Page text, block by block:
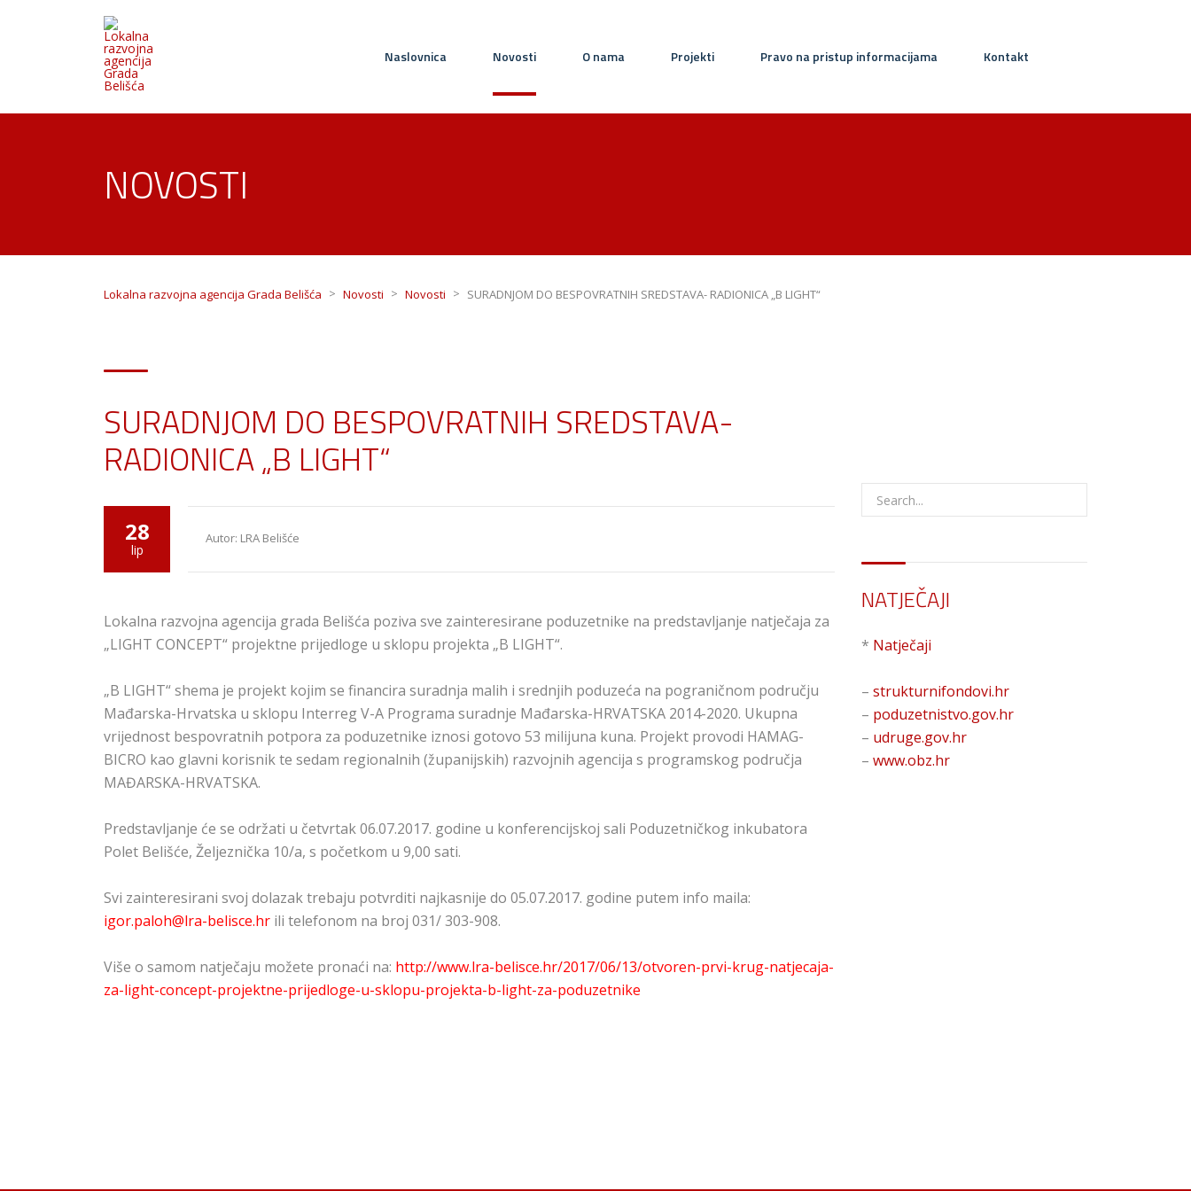
Naslovnica Novosti O nama Projekti Pravo na pristup informacijama Kontakt
NOVOSTI
Lokalna razvojna agencija Grada Belišća > Novosti > Novosti > SURADNJOM DO BESPOVRATNIH SREDSTAVA- RADIONICA „B LIGHT“
SURADNJOM DO BESPOVRATNIH SREDSTAVA-
RADIONICA „B LIGHT“
28
lip
Autor: LRA Belišće
Lokalna razvojna agencija grada Belišća poziva sve zainteresirane poduzetnike na predstavljanje natječaja za
„LIGHT CONCEPT“ projektne prijedloge u sklopu projekta „B LIGHT“.
„B LIGHT“ shema je projekt kojim se financira suradnja malih i srednjih poduzeća na pograničnom području
Mađarska-Hrvatska u sklopu Interreg V-A Programa suradnje Mađarska-HRVATSKA 2014-2020. Ukupna
vrijednost bespovratnih potpora za poduzetnike iznosi gotovo 53 milijuna kuna. Projekt provodi HAMAG-
BICRO kao glavni korisnik te sedam regionalnih (županijskih) razvojnih agencija s programskog područja
MAĐARSKA-HRVATSKA.
Predstavljanje će se održati u četvrtak 06.07.2017. godine u konferencijskoj sali Poduzetničkog inkubatora
Polet Belišće, Željeznička 10/a, s početkom u 9,00 sati.
Svi zainteresirani svoj dolazak trebaju potvrditi najkasnije do 05.07.2017. godine putem info maila:
igor.paloh@lra-belisce.hr ili telefonom na broj 031/ 303-908.
Više o samom natječaju možete pronaći na: http://www.lra-belisce.hr/2017/06/13/otvoren-prvi-krug-natjecaja-
za-light-concept-projektne-prijedloge-u-sklopu-projekta-b-light-za-poduzetnike
NATJEČAJI
* Natječaji
– strukturnifondovi.hr
– poduzetnistvo.gov.hr
– udruge.gov.hr
– www.obz.hr